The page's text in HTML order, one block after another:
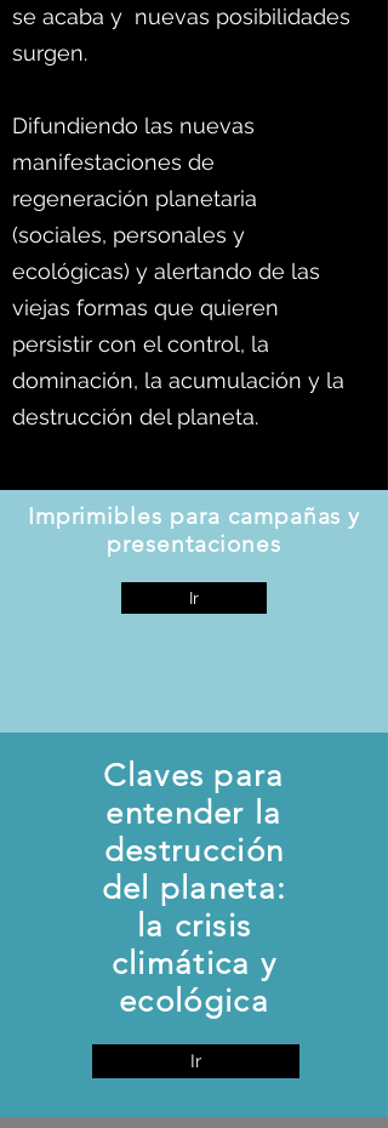
se acaba y nuevas posibilidades
surgen.
Difundiendo las nuevas
manifestaciones de
regeneración planetaria
(sociales, personales y
ecológicas) y alertando de las
viejas formas que quieren
persistir con el control, la
dominación, la acumulación y la
destrucción del planeta.
Imprimibles para campañas y
presentaciones
Ir
Claves para
entender la
destrucción
del planeta:
la crisis
climática y
ecológica
Ir